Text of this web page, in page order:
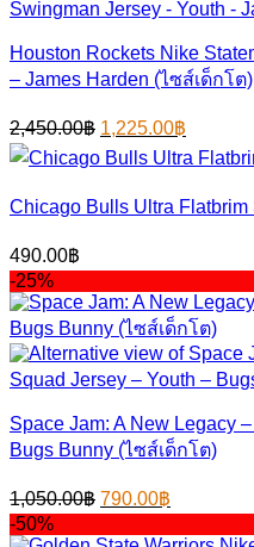
Houston Rockets Nike
– James Harden (ไซส์เด็กโต)
2,450.00฿ Original
price
was:
1,225.00฿
price
is:
Chicago Bulls Ultra
490.00฿
-25%
Space Jam: A New Legacy
Bugs Bunny (ไซส์เด็กโต)
1,050.00฿ Original
price
was:
790.00฿
price
is:
-50%